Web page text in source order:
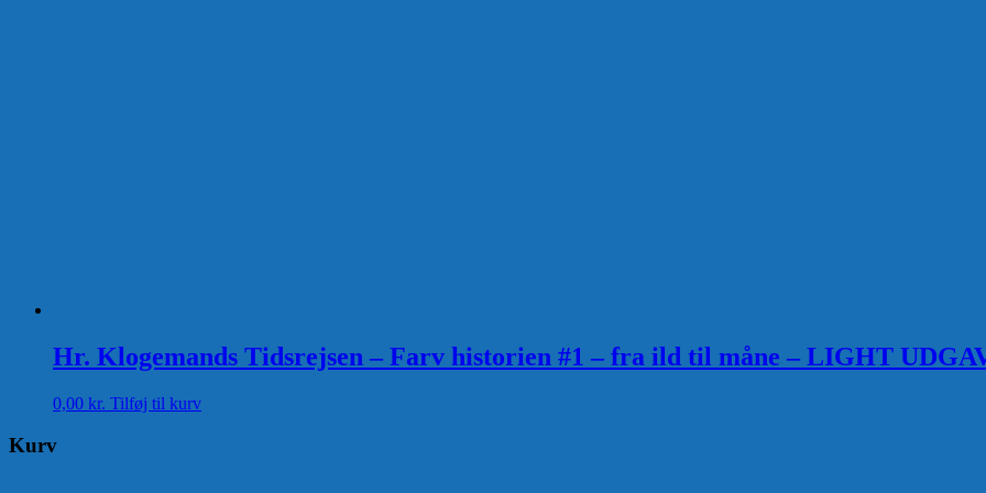
Hr. Klogemands Tidsrejsen – Farv historien #1 – fra ild til måne – LIGHT
0,00 kr. Tilføj til kurv
Kurv